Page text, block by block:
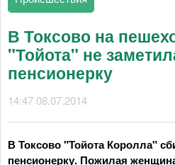
В Токсово на
"Тойота" не
пенсионерку
14:47 08.07.2014
В Токсово "Тойота Королла"
пенсионерку. Пожилая